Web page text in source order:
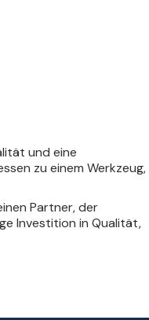
und eine
zu einem Werkzeug,
Partner, der
Investition in Qualität,